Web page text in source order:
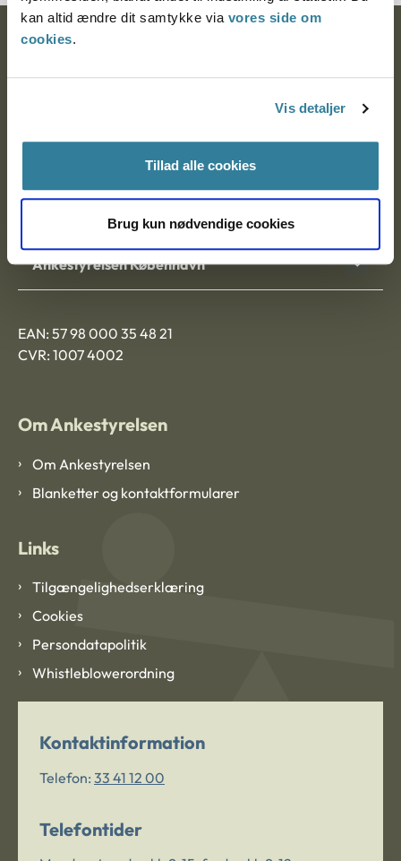
kan altid ændre dit samtykke via vores side om
cookies.
Vis detaljer
Tillad alle cookies
Brug kun nødvendige cookies
Ankestyrelsen
Postadresse:
9000 Aalborg
Ankestyrelsen København
EAN: 57 98 000 35 48 21
CVR: 1007 4002
Om Ankestyrelsen
Om Ankestyrelsen
Blanketter og kontaktformularer
Links
Tilgængelighedserklæring
Cookies
Persondatapolitik
Whistleblowerordning
Kontaktinformation
Telefon: 33 41 12 00
Telefontider